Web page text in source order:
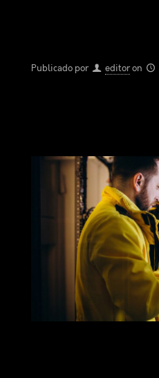
Publicado por editoron